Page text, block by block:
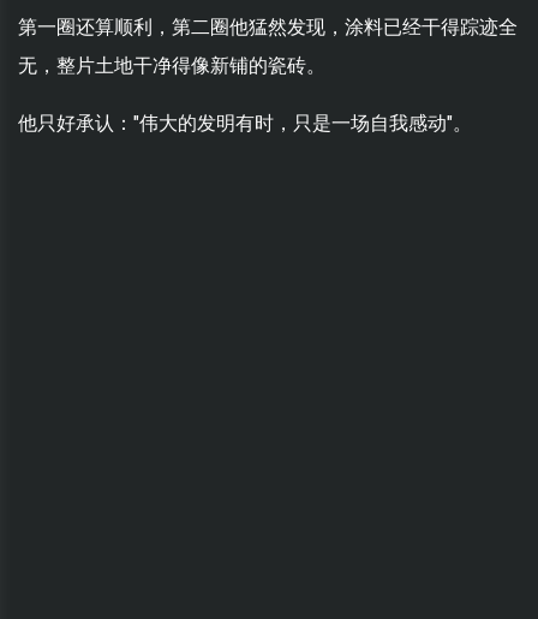
第一圈还算顺利，第二圈他猛然发现，涂料已经干得踪迹全
无，整片土地干净得像新铺的瓷砖。
他只好承认："伟大的发明有时，只是一场自我感动"。